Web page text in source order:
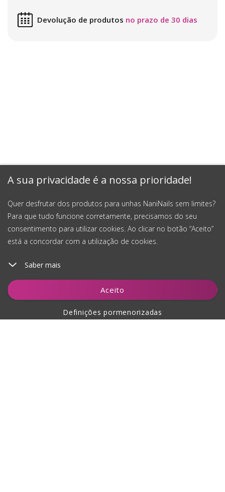
A sua privacidade é a nossa prioridade!
Quer desfrutar dos produtos para unhas NaniNails sem limites?
Para que tudo funcione corretamente, precisamos do seu
consentimento para utilizar cookies. Ao clicar no botão “Aceito”
está a concordar com a utilização de cookies.
Saber mais
Aceito
Definições pormenorizadas
Notificar-me
Devolução de produtos no prazo de 30 dias